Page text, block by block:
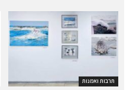
תרבות ואמנות